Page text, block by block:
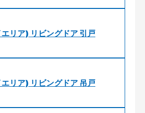
リア) リビングドア 引戸
リア) リビングドア 吊戸